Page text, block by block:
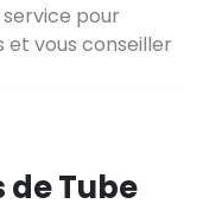
pour
et vous conseiller
Tube